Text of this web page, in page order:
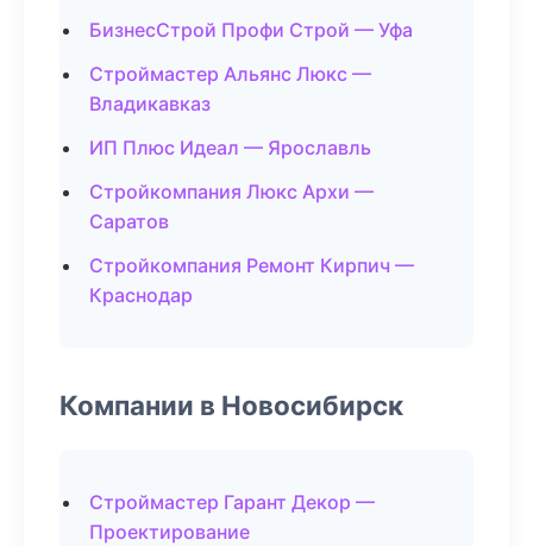
БизнесСтрой Профи Строй — Уфа
Строймастер Альянс Люкс —
Владикавказ
ИП Плюс Идеал — Ярославль
Стройкомпания Люкс Архи —
Саратов
Стройкомпания Ремонт Кирпич —
Краснодар
Компании в Новосибирск
Строймастер Гарант Декор —
Проектирование